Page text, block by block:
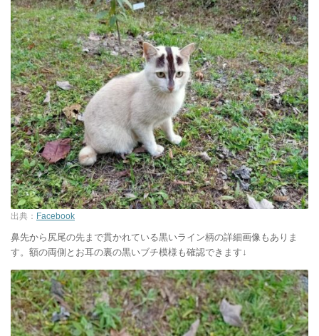
出典： Facebook
鼻先から尻尾の先まで貫かれている黒いライン柄の詳細画像もありま
す。額の両側とお耳の裏の黒いブチ模様も確認できます↓